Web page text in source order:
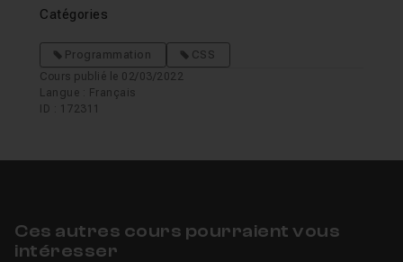
Catégories
Programmation
CSS
Cours publié le 02/03/2022
Langue : Français
ID : 172311
Ces autres cours pourraient vous
intéresser